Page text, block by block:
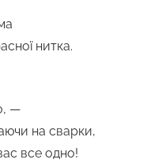
нитка.
—
на сварки,
все одно!